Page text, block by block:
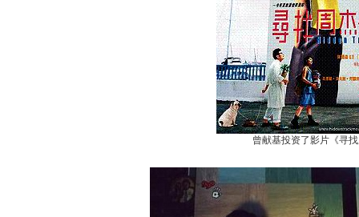
曾献基投资了影片《寻